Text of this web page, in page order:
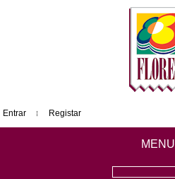
Entrar Registar
MENU